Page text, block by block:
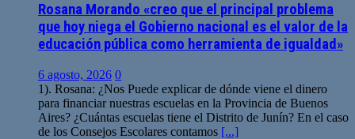
Rosana Morando «creo que el principal problema
que hoy niega el Gobierno nacional es el valor de la
educación pública como herramienta de igualdad»
6 agosto, 2026 0
1). Rosana: ¿Nos Puede explicar de dónde viene el dinero
para financiar nuestras escuelas en la Provincia de Buenos
Aires? ¿Cuántas escuelas tiene el Distrito de Junín? En el caso
de los Consejos Escolares contamos [...]